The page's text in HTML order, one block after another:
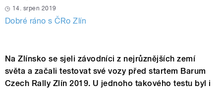
14. srpen 2019
Dobré ráno s ČRo Zlín
Na Zlínsko se sjeli závodníci z nejrůznějších zemí
světa a začali testovat své vozy před startem Barum
Czech Rally Zlín 2019. U jednoho takového testu byl i